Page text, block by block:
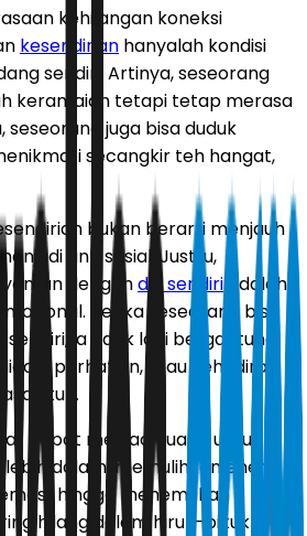
kehilangan koneksi
kesendirian hanyalah kondisi
sendiri. Artinya, seseorang
keramaian tetapi tetap merasa
seseorang juga bisa duduk
secangkir teh hangat,
bukan berarti menjauh
anti sosial. Justru,
dengandiri sendiriadalah
Ketika seseorang bisa
ia tidak lagi bergantung
perhatian, atau kehadiran
utuh.
dapat menjadi ruang untuk
lebih dalam, memulihkan energi
hingga menemukan
hilang dalam hiruk-pikuk